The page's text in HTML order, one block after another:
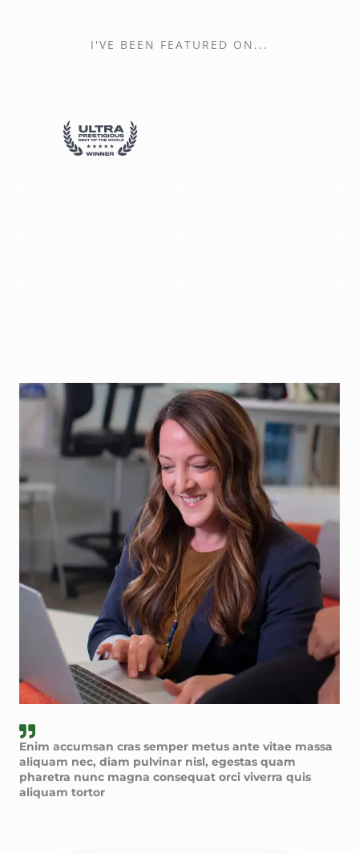
I'VE BEEN FEATURED ON...
Enim accumsan cras semper metus ante vitae massa
aliquam nec, diam pulvinar nisl, egestas quam
pharetra nunc magna consequat orci viverra quis
aliquam tortor